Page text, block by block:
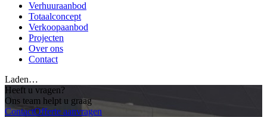
Verhuuraanbod
Totaalconcept
Verkoopaanbod
Projecten
Over ons
Contact
Laden…
Heeft u vragen?
Ons team helpt u graag
ContactOfferte aanvragen